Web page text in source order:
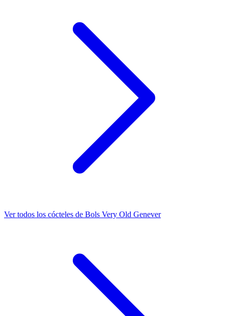
Ver todos los cócteles de Bols Very Old Genever